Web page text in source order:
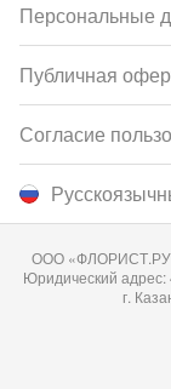
Персональные
Публичная
Согласие
ООО «ФЛОРИСТ.РУ
Юридический адрес:
г.